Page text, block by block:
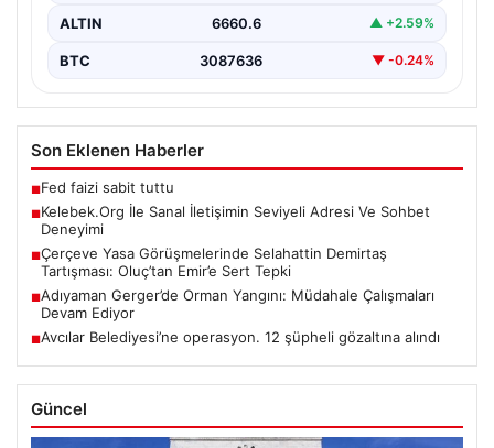
ALTIN 6660.6 ▲ +2.59%
BTC 3087636 ▼ -0.24%
Son Eklenen Haberler
■Fed faizi sabit tuttu
■Kelebek.Org İle Sanal İletişimin Seviyeli Adresi Ve Sohbet
Deneyimi
■Çerçeve Yasa Görüşmelerinde Selahattin Demirtaş
Tartışması: Oluç’tan Emir’e Sert Tepki
■Adıyaman Gerger’de Orman Yangını: Müdahale Çalışmaları
Devam Ediyor
■Avcılar Belediyesi’ne operasyon. 12 şüpheli gözaltına alındı
Güncel